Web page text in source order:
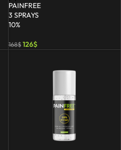
PAINFREE
3 SPRAYS
10%
168$ 126$